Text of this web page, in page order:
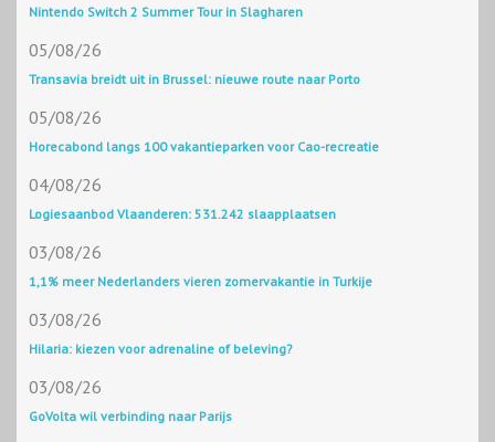
Nintendo Switch 2 Summer Tour in Slagharen
05/08/26
Transavia breidt uit in Brussel: nieuwe route naar Porto
05/08/26
Horecabond langs 100 vakantieparken voor Cao-recreatie
04/08/26
Logiesaanbod Vlaanderen: 531.242 slaapplaatsen
03/08/26
1,1% meer Nederlanders vieren zomervakantie in Turkije
03/08/26
Hilaria: kiezen voor adrenaline of beleving?
03/08/26
GoVolta wil verbinding naar Parijs